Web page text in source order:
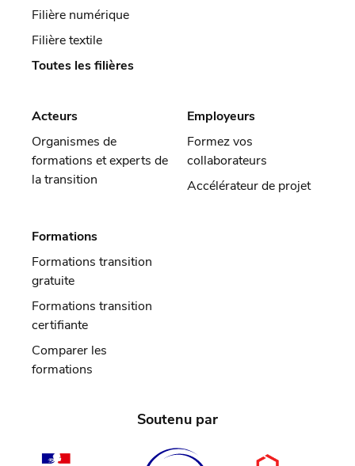
Filière numérique
Filière textile
Toutes les filières
Acteurs
Organismes de
formations et experts de
la transition
Employeurs
Formez vos
collaborateurs
Accélérateur de projet
Formations
Formations transition
gratuite
Formations transition
certifiante
Comparer les
formations
Soutenu par